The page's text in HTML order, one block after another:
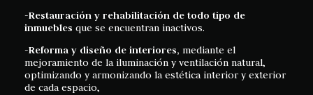
-Restauración y rehabilitación de todo tipo de
inmuebles que se encuentran inactivos.
-Reforma y diseño de interiores, mediante el
mejoramiento de la iluminación y ventilación natural,
optimizando y armonizando la estética interior y exterior
de cada espacio,